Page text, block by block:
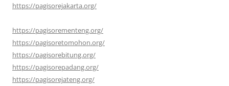
https://pagisorejakarta.org/
https://pagisorementeng.org/
https://pagisoretomohon.org/
https://pagisorebitung.org/
https://pagisorepadang.org/
https://pagisorejateng.org/